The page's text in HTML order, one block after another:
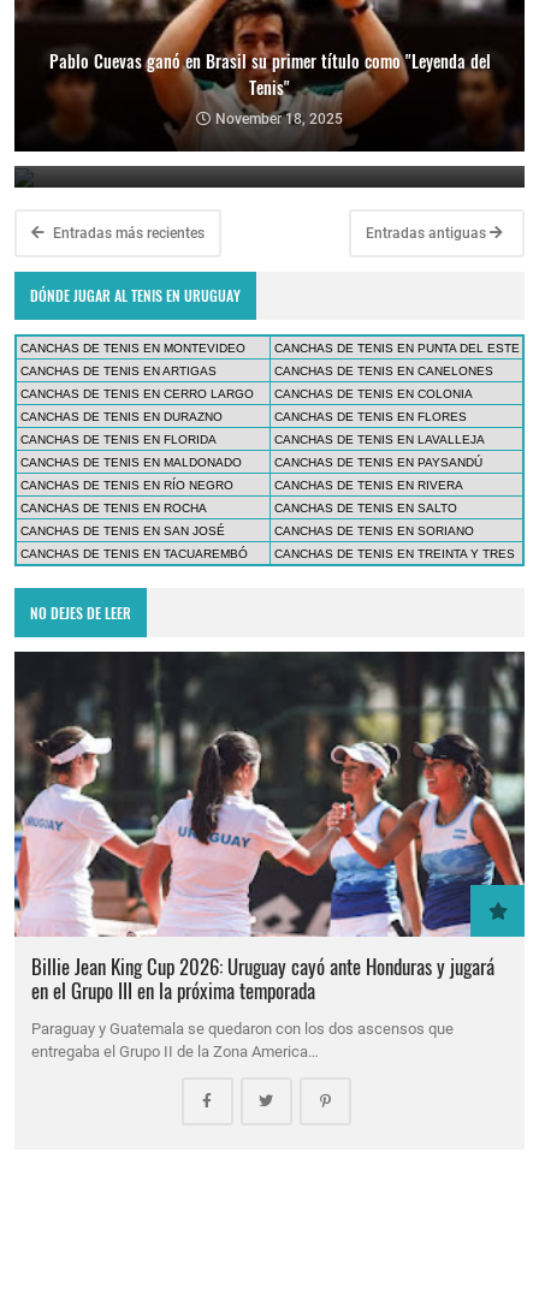
Pablo Cuevas ganó en Brasil su primer título como "Leyenda del
Tenis"
November 18, 2025
Copa Davis 2024: Uruguay enfrentará a Bolivia como visitante por
el Grupo Mundial II
February 10, 2024
Entradas más recientes Entradas antiguas
DÓNDE JUGAR AL TENIS EN URUGUAY
CANCHAS DE TENIS EN MONTEVIDEO
CANCHAS DE TENIS EN PUNTA DEL ESTE
CANCHAS DE TENIS EN ARTIGAS
CANCHAS DE TENIS EN CANELONES
CANCHAS DE TENIS EN CERRO LARGO
CANCHAS DE TENIS EN COLONIA
CANCHAS DE TENIS EN DURAZNO
CANCHAS DE TENIS EN FLORES
CANCHAS DE TENIS EN FLORIDA
CANCHAS DE TENIS EN LAVALLEJA
CANCHAS DE TENIS EN MALDONADO
CANCHAS DE TENIS EN PAYSANDÚ
CANCHAS DE TENIS EN RÍO NEGRO
CANCHAS DE TENIS EN RIVERA
CANCHAS DE TENIS EN ROCHA
CANCHAS DE TENIS EN SALTO
CANCHAS DE TENIS EN SAN JOSÉ
CANCHAS DE TENIS EN SORIANO
CANCHAS DE TENIS EN TACUAREMBÓ
CANCHAS DE TENIS EN TREINTA Y TRES
NO DEJES DE LEER
Billie Jean King Cup 2026: Uruguay cayó ante Honduras y jugará
en el Grupo III en la próxima temporada
Paraguay y Guatemala se quedaron con los dos ascensos que
entregaba el Grupo II de la Zona America…